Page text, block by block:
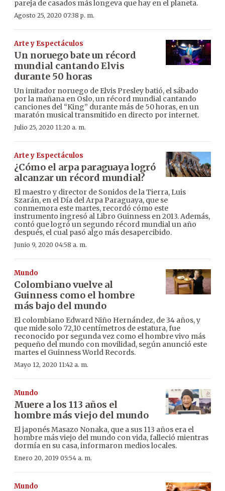
pareja de casados más longeva que hay en el planeta.
Agosto 25, 2020 07:38 p. m.
Arte y Espectáculos
Un noruego bate un récord
mundial cantando Elvis
durante 50 horas
Un imitador noruego de Elvis Presley batió, el sábado
por la mañana en Oslo, un récord mundial cantando
canciones del “King” durante más de 50 horas, en un
maratón musical transmitido en directo por internet.
Julio 25, 2020 11:20 a. m.
Arte y Espectáculos
¿Cómo el arpa paraguaya logró
alcanzar un récord mundial?
El maestro y director de Sonidos de la Tierra, Luis
Szarán, en el Día del Arpa Paraguaya, que se
conmemora este martes, recordó cómo este
instrumento ingresó al Libro Guinness en 2013. Además,
contó que logró un segundo récord mundial un año
después, el cual pasó algo más desapercibido.
Junio 9, 2020 04:58 a. m.
Mundo
Colombiano vuelve al
Guinness como el hombre
más bajo del mundo
El colombiano Edward Niño Hernández, de 34 años, y
que mide solo 72,10 centímetros de estatura, fue
reconocido por segunda vez como el hombre vivo más
pequeño del mundo con movilidad, según anunció este
martes el Guinness World Records.
Mayo 12, 2020 11:42 a. m.
Mundo
Muere a los 113 años el
hombre más viejo del mundo
El japonés Masazo Nonaka, que a sus 113 años era el
hombre más viejo del mundo con vida, falleció mientras
dormía en su casa, informaron medios locales.
Enero 20, 2019 05:54 a. m.
Mundo